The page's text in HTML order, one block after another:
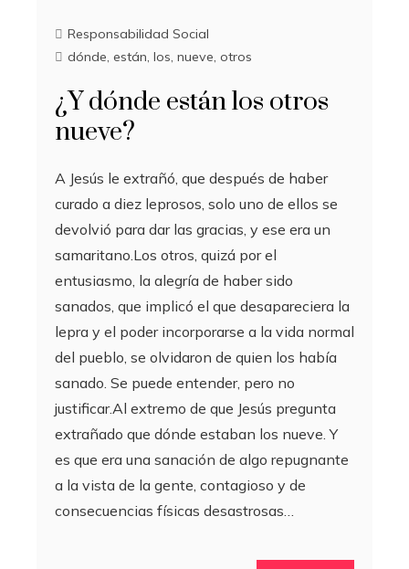
Responsabilidad Social
dónde, están, los, nueve, otros
¿Y dónde están los otros
nueve?
A Jesús le extrañó, que después de haber
curado a diez leprosos, solo uno de ellos se
devolvió para dar las gracias, y ese era un
samaritano.Los otros, quizá por el
entusiasmo, la alegría de haber sido
sanados, que implicó el que desapareciera la
lepra y el poder incorporarse a la vida normal
del pueblo, se olvidaron de quien los había
sanado. Se puede entender, pero no
justificar.Al extremo de que Jesús pregunta
extrañado que dónde estaban los nueve. Y
es que era una sanación de algo repugnante
a la vista de la gente, contagioso y de
consecuencias físicas desastrosas…